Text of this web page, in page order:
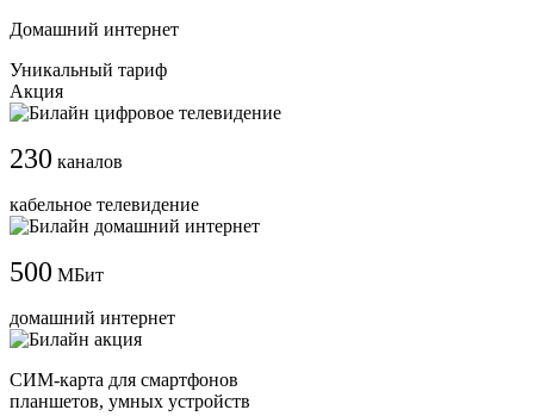
Домашний интернет
Уникальный тариф
Акция
230 каналов
кабельное телевидение
500 МБит
домашний интернет
СИМ-карта для смартфонов
планшетов, умных устройств